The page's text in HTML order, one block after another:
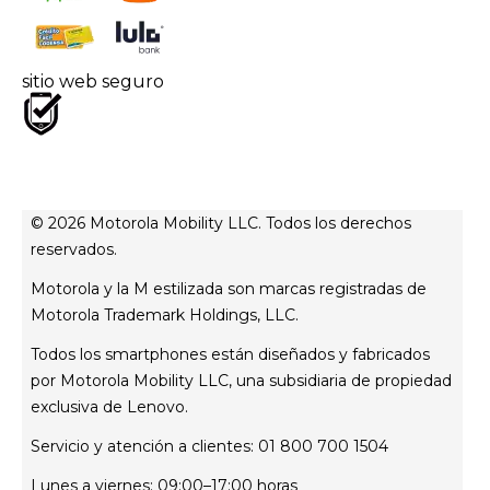
Superintendencia de industria y comercio
Estatuto del consumidor
PQRs
sitio web seguro
© 2026 Motorola Mobility LLC. Todos los derechos
reservados.
Motorola y la M estilizada son marcas registradas de
Motorola Trademark Holdings, LLC.
Todos los smartphones están diseñados y fabricados
por Motorola Mobility LLC, una subsidiaria de propiedad
exclusiva de Lenovo.
Servicio y atención a clientes: 01 800 700 1504
Lunes a viernes: 09:00–17:00 horas